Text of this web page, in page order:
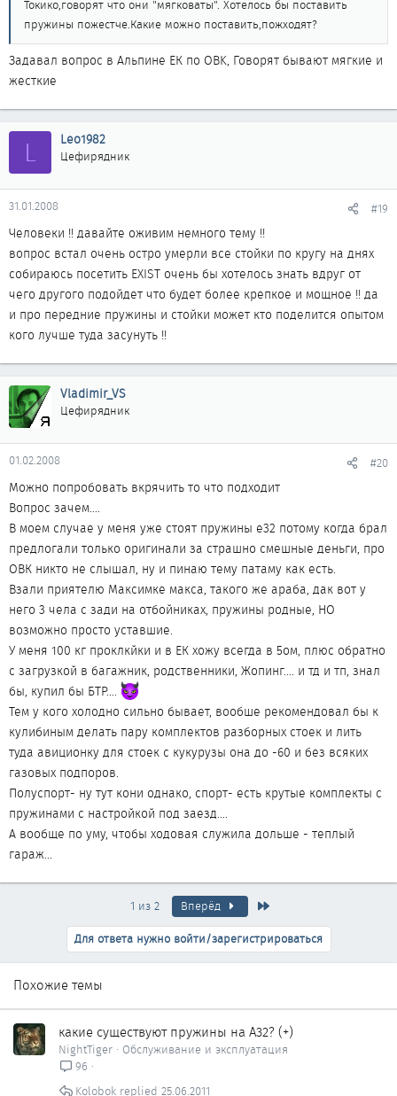
Токико,говорят что они "мягковаты". Хотелось бы поставить
пружины пожестче.Какие можно поставить,пожходят?
Задавал вопрос в Альпине ЕК по OBK, Говорят бывают мягкие и
жесткие
L Leo1982
Цефирядник
31.01.2008 #19
Человеки !! давайте оживим немного тему !!
вопрос встал очень остро умерли все стойки по кругу на днях
собираюсь посетить EXIST очень бы хотелось знать вдруг от
чего другого подойдет что будет более крепкое и мощное !! да
и про передние пружины и стойки может кто поделится опытом
кого лучше туда засунуть !!
Vladimir_VS
Цефирядник
01.02.2008 #20
Можно попробовать вкрячить то что подходит
Вопрос зачем....
В моем случае у меня уже стоят пружины e32 потому когда брал
предлогали только оригинали за страшно смешные деньги, про
ОВК никто не слышал, ну и пинаю тему патаму как есть.
Взали приятелю Максимке макса, такого же араба, дак вот у
него 3 чела с зади на отбойниках, пружины родные, НО
возможно просто уставшие.
У меня 100 кг проклкйки и в ЕК хожу всегда в 5ом, плюс обратно
с загрузкой в багажник, родственники, Жопинг.... и тд и тп, знал
бы, купил бы БТР....
Тем у кого холодно сильно бывает, вообше рекомендовал бы к
кулибиным делать пару комплектов разборных стоек и лить
туда авиционку для стоек с кукурузы она до -60 и без всяких
газовых подпоров.
Полуспорт- ну тут кони однако, спорт- есть крутые комплекты с
пружинами с настройкой под заезд....
А вообще по уму, чтобы ходовая служила дольше - теплый
гараж...
1 из 2 Вперёд
Для ответа нужно войти/зарегистрироваться
Похожие темы
какие существуют пружины на А32? (+)
NightTiger
Обслуживание и эксплуатация
96
25.06.2011
Kolobok